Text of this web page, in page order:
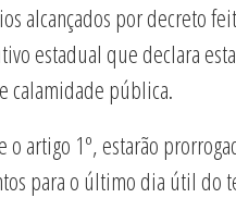
alcançados por decreto
estadual que declara
calamidade pública.
o artigo 1º, estarão
para o último dia útil do